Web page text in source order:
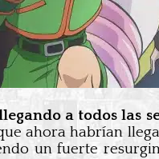
a todos las
ahora habrían
un fuerte